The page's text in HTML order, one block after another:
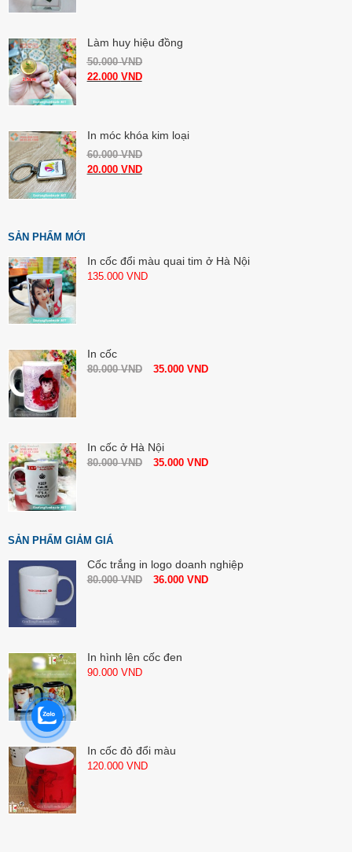
Làm huy hiệu đồng
50.000VND
22.000 VND
In móc khóa kim loại
60.000VND
20.000 VND
SẢN PHẨM MỚI
In cốc đổi màu quai tim ở Hà Nội
135.000 VND
In cốc
80.000VND 35.000 VND
In cốc ở Hà Nội
80.000VND 35.000 VND
SẢN PHẨM GIẢM GIÁ
Cốc trắng in logo doanh nghiệp
80.000VND 36.000 VND
In hình lên cốc đen
90.000 VND
In cốc đỏ đổi màu
120.000 VND